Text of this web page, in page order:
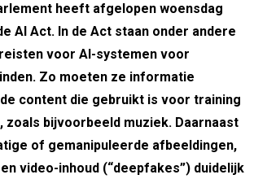
heeft afgelopen woensdag
AI Act. In de Act staan onder andere
voor AI-systemen voor
Zo moeten ze informatie
content die gebruikt is voor training
zoals bijvoorbeeld muziek. Daarnaast
of gemanipuleerde afbeeldingen,
video-inhoud (“deepfakes”) duidelijk